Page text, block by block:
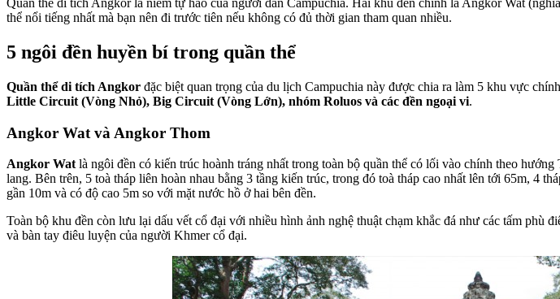
Quần thể di tích Angkor là niềm tự hào của người dân Campuchia. Hai khu đền chính là Angkor Wat
thể nổi tiếng nhất mà bạn nên đi trước tiên nếu không có đủ thời gian tham quan nhiều.
5 ngôi đền huyền bí trong quần thể
Quần thể di tích Angkor đặc biệt quan trọng của du lịch Campuchia này được chia ra làm 5 khu vực
Little Circuit (Vòng Nhỏ), Big Circuit (Vòng Lớn), nhóm Roluos và các đền ngoại vi.
Angkor Wat và Angkor Thom
Angkor Wat là ngôi đền có kiến trúc hoành tráng nhất trong toàn bộ quần thể có lối vào chính theo
lang. Bên trên, 5 toà tháp liên hoàn nhau bằng 3 tầng kiến trúc, trong đó toà tháp cao nhất lên tới 65m, 4
gần 10m và có độ cao 5m so với mặt nước hồ ở hai bên đền.
Toàn bộ khu đền còn lưu lại dấu vết cổ đại với nhiều hình ảnh nghệ thuật chạm khắc đá như các tấm
và bàn tay điêu luyện của người Khmer cổ đại.